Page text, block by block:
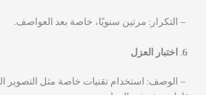
– التكرار: مرتين سنويًا، خاصة بعد العواصف.
اختبار العزل
– الوصف: استخدام تقنيات خاصة مثل